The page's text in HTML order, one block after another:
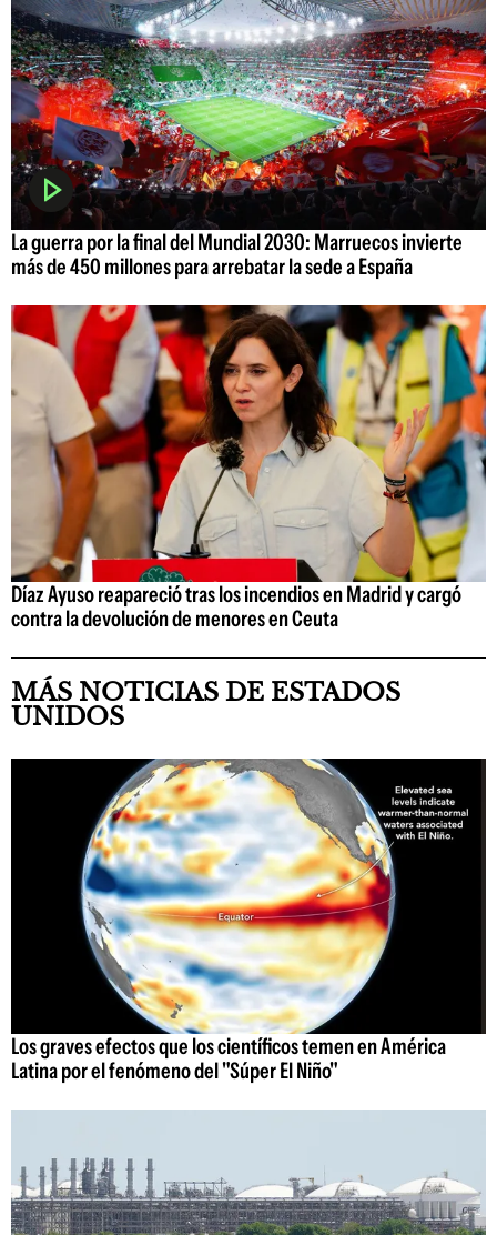
La guerra por la final del Mundial 2030: Marruecos invierte
más de 450 millones para arrebatar la sede a España
Díaz Ayuso reapareció tras los incendios en Madrid y cargó
contra la devolución de menores en Ceuta
MÁS NOTICIAS DE ESTADOS
UNIDOS
Los graves efectos que los científicos temen en América
Latina por el fenómeno del "Súper El Niño"